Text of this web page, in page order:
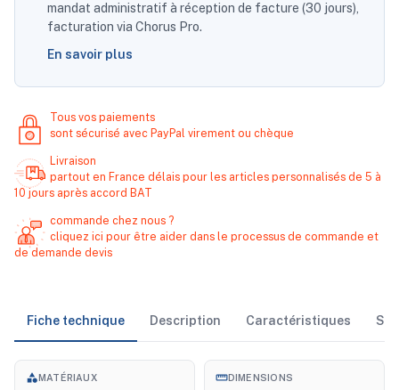
mandat administratif à réception de facture (30 jours),
facturation via Chorus Pro.
En savoir plus
Tous vos paiements
sont sécurisé avec PayPal virement ou chèque
Livraison
partout en France délais pour les articles personnalisés de 5 à
10 jours après accord BAT
commande chez nous ?
cliquez ici pour être aider dans le processus de commande et
de demande devis
Fiche technique Description Caractéristiques
categoryMATÉRIAUX straightenDIMENSIONS